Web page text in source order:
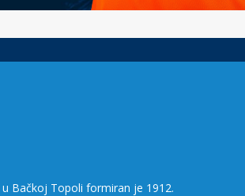
u Bačkoj Topoli formiran je 1912.